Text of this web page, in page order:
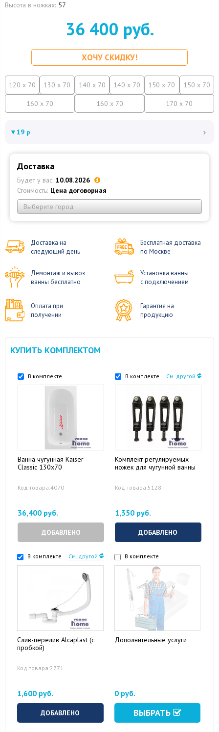
Высота в ножках: 57
36 400 руб.
ХОЧУ СКИДКУ!
120 x 70 130 x 70 140 x 70 140 x 70 150 x 70 150 x 70
160 x 70 160 x 70 170 x 70
▼19 р ›
Доставка
Будет у вас: 10.08.2026
Стоимость: Цена договорная
Выберите город
Доставка на
следующий день
Бесплатная доставка
по Москве
Демонтаж и вывоз
ванны бесплатно
Установка ванны
с подключением
Оплата при
получении
Гарантия на
продукцию
КУПИТЬ КОМПЛЕКТОМ
В комплекте
Ванна чугунная Kaiser
Classic 130х70
Код товара:4070
36,400 руб.
ДОБАВЛЕНО
В комплекте См. другой
Комплект регулируемых
ножек для чугунной ванны
Код товара:5128
1,350 руб.
ДОБАВЛЕНО
В комплекте См. другой
Слив-перелив Alcaplast (с
пробкой)
Код товара:2771
1,600 руб.
ДОБАВЛЕНО
В комплекте
Дополнительные услуги
0 руб.
ВЫБРАТЬ